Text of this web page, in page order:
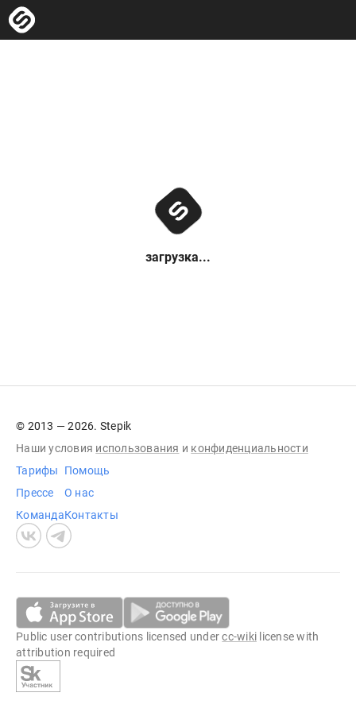
загрузка...
© 2013 — 2026. Stepik
Наши условия использования и конфиденциальности
Тарифы
Прессе
Команда
Помощь
О нас
Контакты
Public user contributions licensed undercc-wiki license with
attribution required